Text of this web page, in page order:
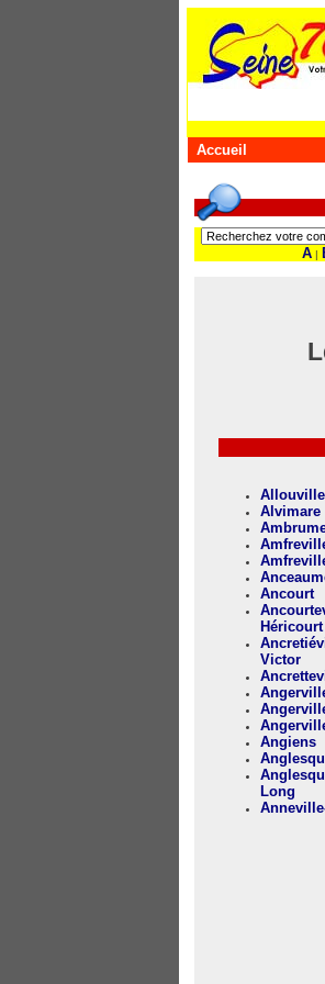
Accueil
A |
Alvimare
Ancourt
Héricourt
Victor
Angiens
Long